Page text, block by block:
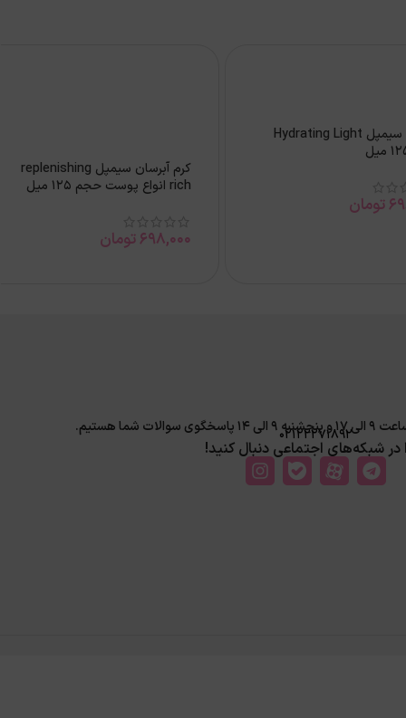
آبرسان سیمپل Hydrating Light
تومان
كرم آبرسان سيمپل replenishing
rich انواع پوست حجم 125 ميل
698,000تومان
در شبکه‌های اجتماعی دنبال کنید!
02122271892 شما هستیم.